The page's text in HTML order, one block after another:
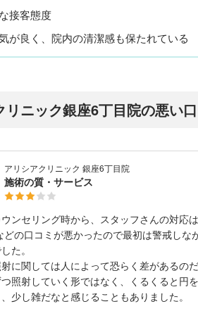
接客態度
が良く、院内の清潔感も保たれている
リニック銀座6丁目院の悪い
アリシアクリニック 銀座6丁目院
施術の質・サービス
ンセリング時から、スタッフさんの対応
どの口コミが悪かったので最初は警戒しな
た。
に関しては人によって恐らく差があるの
照射していく形ではなく、くるくると円
少し雑だなと感じることもありました。